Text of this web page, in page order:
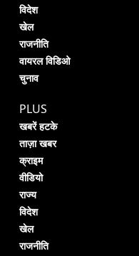
विदेश
खेल
राजनीति
वायरल विडिओ
चुनाव
PLUS
खबरें हटके
ताज़ा खबर
क्राइम
वीडियो
राज्य
विदेश
खेल
राजनीति